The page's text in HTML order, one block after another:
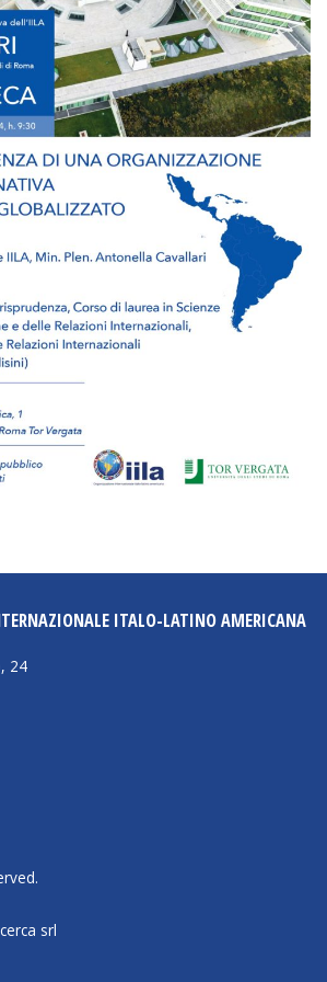
socio- economico
Grant
ITALO-LATINO AMERICANA
24
srl